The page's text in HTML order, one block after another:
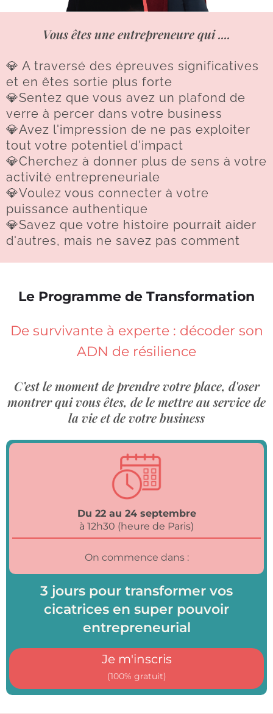
Vous êtes une entrepreneure qui ....
💎 A traversé des épreuves significatives
et en êtes sortie plus forte
💎Sentez que vous avez un plafond de
verre à percer dans votre business
💎Avez l'impression de ne pas exploiter
tout votre potentiel d'impact
💎Cherchez à donner plus de sens à votre
activité entrepreneuriale
💎Voulez vous connecter à votre
puissance authentique
💎Savez que votre histoire pourrait aider
d'autres, mais ne savez pas comment
Le Programme de Transformation
De survivante à experte : décoder son
ADN de résilience
C’est le moment de prendre votre place, d'oser
montrer qui vous êtes, de le mettre au service de
la vie et de votre business
3 jours pour transformer vos
cicatrices en super pouvoir
entrepreneurial
Je m'inscris
(100% gratuit)
Du 22 au 24 septembre
à 12h30 (heure de Paris)
On commence dans :